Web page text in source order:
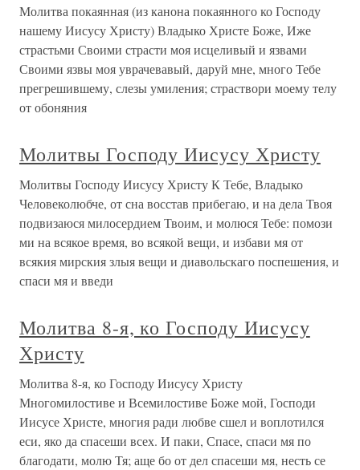
Молитва покаянная (из канона покаянного ко Господу
нашему Иисусу Христу) Владыко Христе Боже, Иже
страстьми Своими страсти моя исцеливый и язвами
Своими язвы моя уврачевавый, даруй мне, много Тебе
прегрешившему, слезы умиления; страствори моему телу
от обоняния
Молитвы Господу Иисусу Христу
Молитвы Господу Иисусу Христу К Тебе, Владыко
Человеколюбче, от сна восстав прибегаю, и на дела Твоя
подвизаюся милосердием Твоим, и молюся Тебе: помози
ми на всякое время, во всякой вещи, и избави мя от
всякия мирския злыя вещи и диавольскаго поспешения, и
спаси мя и введи
Молитва 8-я, ко Господу Иисусу
Христу
Молитва 8-я, ко Господу Иисусу Христу
Многомилостиве и Всемилостиве Боже мой, Господи
Иисусе Христе, многия ради любве сшел и воплотился
еси, яко да спасеши всех. И паки, Спасе, спаси мя по
благодати, молю Тя; аще бо от дел спасеши мя, несть се